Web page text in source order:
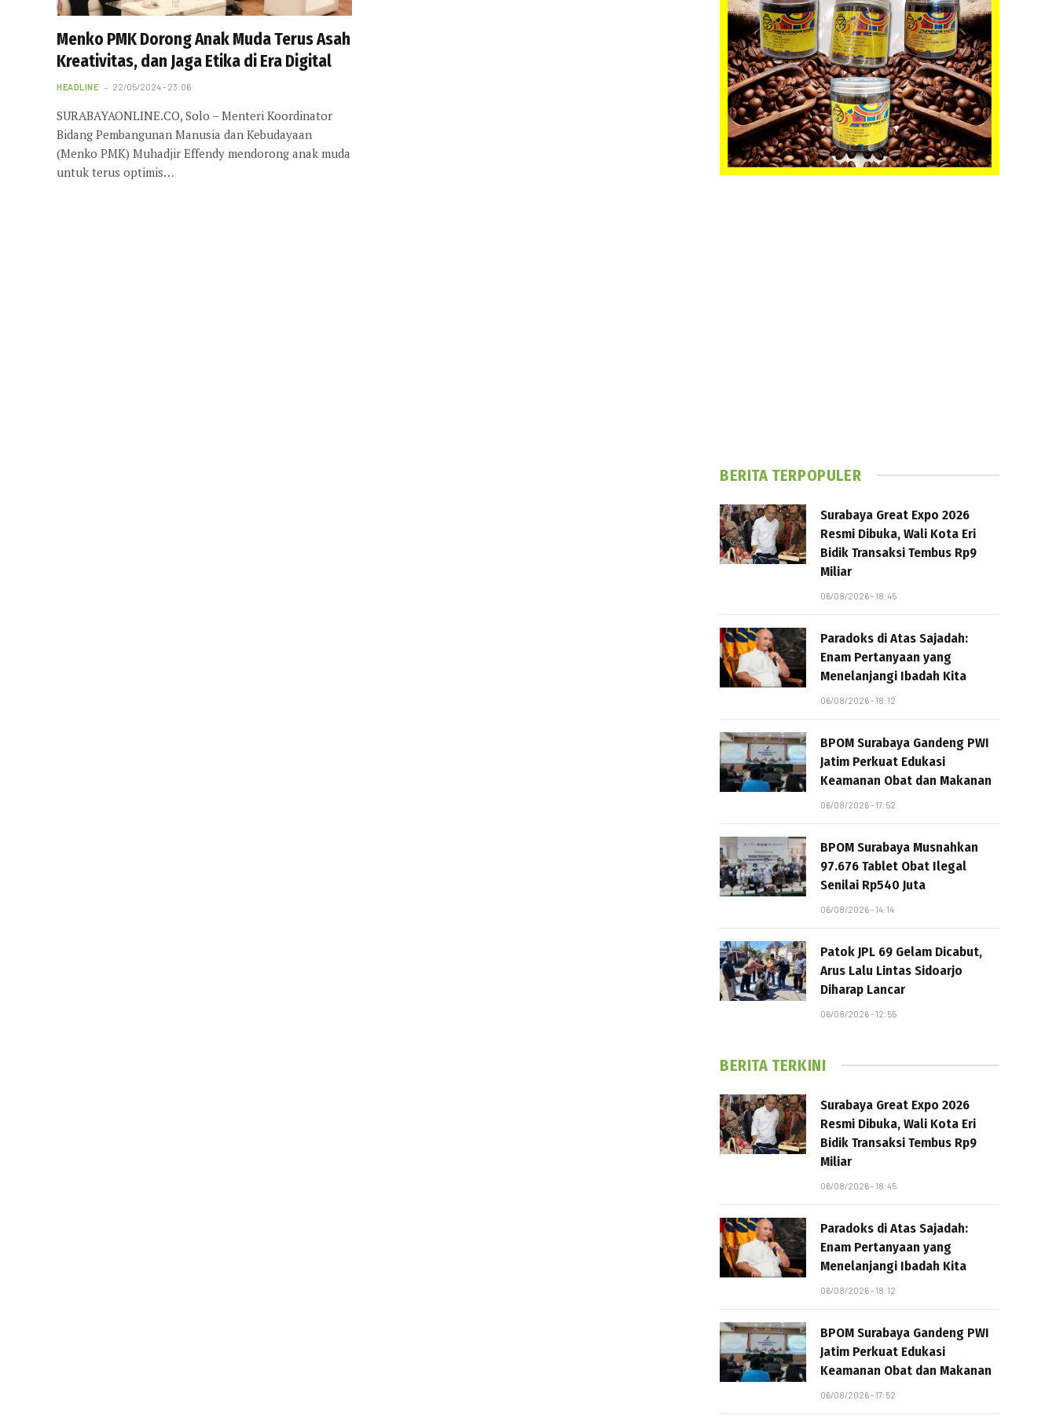
Menko PMK Dorong Anak Muda Terus Asah
Kreativitas, dan Jaga Etika di Era Digital
HEADLINE 22/05/2024 - 23:06
SURABAYAONLINE.CO, Solo – Menteri Koordinator
Bidang Pembangunan Manusia dan Kebudayaan
(Menko PMK) Muhadjir Effendy mendorong anak muda
untuk terus optimis…
BERITA TERPOPULER
Surabaya Great Expo 2026
Resmi Dibuka, Wali Kota Eri
Bidik Transaksi Tembus Rp9
Miliar
06/08/2026 - 18:45
Paradoks di Atas Sajadah:
Enam Pertanyaan yang
Menelanjangi Ibadah Kita
06/08/2026 - 18:12
BPOM Surabaya Gandeng PWI
Jatim Perkuat Edukasi
Keamanan Obat dan Makanan
06/08/2026 - 17:52
BPOM Surabaya Musnahkan
97.676 Tablet Obat Ilegal
Senilai Rp540 Juta
06/08/2026 - 14:14
Patok JPL 69 Gelam Dicabut,
Arus Lalu Lintas Sidoarjo
Diharap Lancar
06/08/2026 - 12:55
BERITA TERKINI
Surabaya Great Expo 2026
Resmi Dibuka, Wali Kota Eri
Bidik Transaksi Tembus Rp9
Miliar
06/08/2026 - 18:45
Paradoks di Atas Sajadah:
Enam Pertanyaan yang
Menelanjangi Ibadah Kita
06/08/2026 - 18:12
BPOM Surabaya Gandeng PWI
Jatim Perkuat Edukasi
Keamanan Obat dan Makanan
06/08/2026 - 17:52